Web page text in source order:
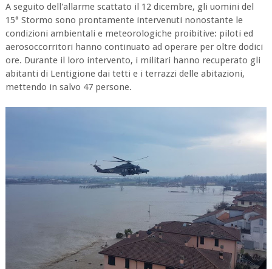
A seguito dell'allarme scattato il 12 dicembre, gli uomini del
15° Stormo sono prontamente intervenuti nonostante le
condizioni ambientali e meteorologiche proibitive: piloti ed
aerosoccorritori hanno continuato ad operare per oltre dodici
ore. Durante il loro intervento, i militari hanno recuperato gli
abitanti di Lentigione dai tetti e i terrazzi delle abitazioni,
mettendo in salvo 47 persone.